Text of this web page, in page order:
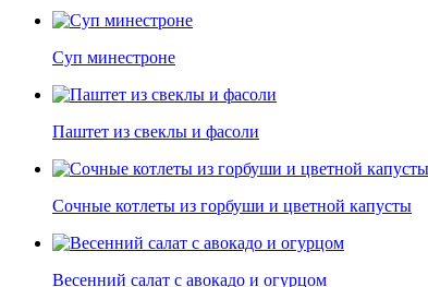
Суп минестроне
Паштет из свеклы и фасоли
Сочные котлеты из горбуши и цветной капусты
Весенний салат с авокадо и огурцом